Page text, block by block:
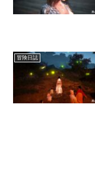
冒険日誌